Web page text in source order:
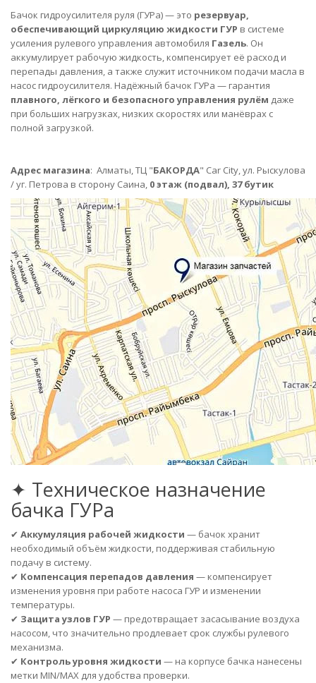
Бачок гидроусилителя руля (ГУРа) — это резервуар,
обеспечивающий циркуляцию жидкости ГУР в системе
усиления рулевого управления автомобиля Газель. Он
аккумулирует рабочую жидкость, компенсирует её расход и
перепады давления, а также служит источником подачи масла в
насос гидроусилителя. Надёжный бачок ГУРа — гарантия
плавного, лёгкого и безопасного управления рулём даже
при больших нагрузках, низких скоростях или манёврах с
полной загрузкой.
Адрес магазина: Алматы,ТЦ "БАКОРДА" Car City, ул. Рыскулова
/ уг. Петрова в сторону Саина, 0 этаж (подвал), 37 бутик
✦ Техническое назначение
бачка ГУРа
✔ Аккумуляция рабочей жидкости — бачок хранит
необходимый объём жидкости, поддерживая стабильную
подачу в систему.
✔ Компенсация перепадов давления — компенсирует
изменения уровня при работе насоса ГУР и изменении
температуры.
✔ Защита узлов ГУР — предотвращает засасывание воздуха
насосом, что значительно продлевает срок службы рулевого
механизма.
✔ Контроль уровня жидкости — на корпусе бачка нанесены
метки MIN/MAX для удобства проверки.